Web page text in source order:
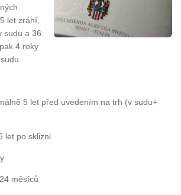
let zrání,
sudu a 36
4 roky
5 let před uvedením na trh (v sudu+
let po sklizni
měsíců